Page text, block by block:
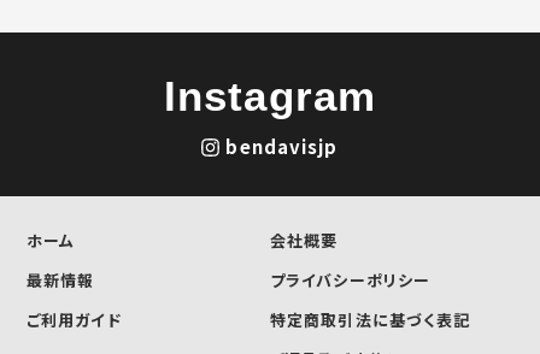
Instagram
bendavisjp
ホーム
最新情報
ご利用ガイド
会社概要
プライバシーポリシー
特定商取引法に基づく表記